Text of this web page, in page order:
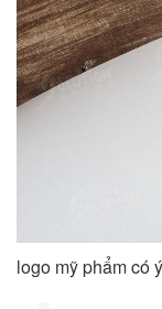
logo mỹ phẩm có